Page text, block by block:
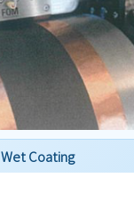
Wet Coating